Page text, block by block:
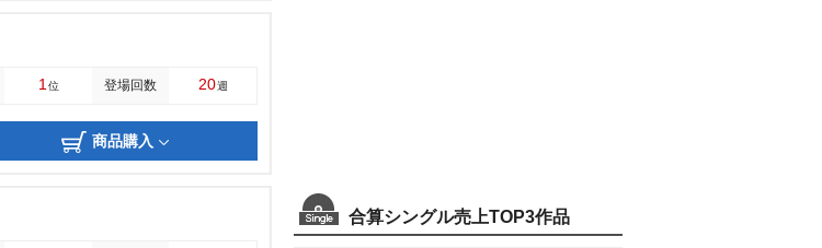
1 位 登場回数 20週
商品購入
合算シングル売上TOP3作品